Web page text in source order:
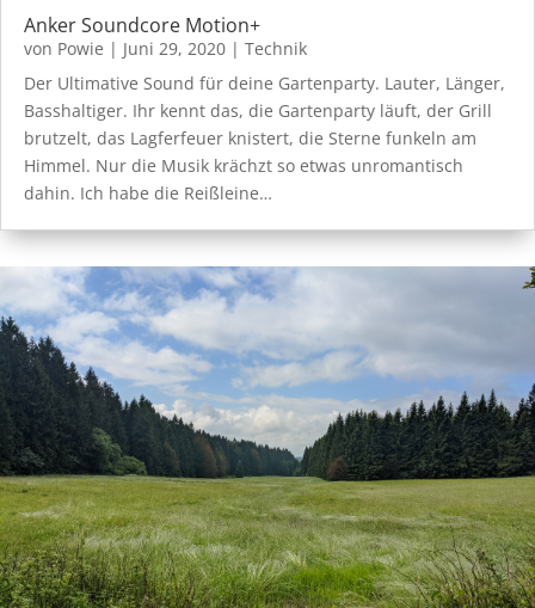
Anker Soundcore Motion+
von Powie | Juni 29, 2020 | Technik
Der Ultimative Sound für deine Gartenparty. Lauter, Länger,
Basshaltiger. Ihr kennt das, die Gartenparty läuft, der Grill
brutzelt, das Lagferfeuer knistert, die Sterne funkeln am
Himmel. Nur die Musik krächzt so etwas unromantisch
dahin. Ich habe die Reißleine…